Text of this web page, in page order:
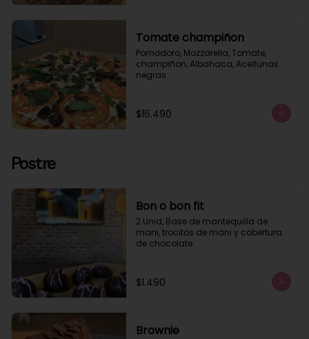
Tomate champiñon
Pomodoro, Mozzarella, Tomate,
champiñon, Albahaca, Aceitunas
negras
$16.490
Postre
Bon o bon fit
2 Unid, Base de mantequilla de
mani, trocitos de mani y cobertura
de chocolate.
$1.490
Brownie